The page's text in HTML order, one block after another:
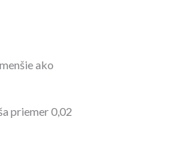
ako
priemer 0,02